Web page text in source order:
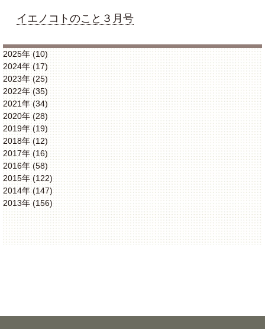
イエノコトのこと３月号
2025年 (10)
2024年 (17)
2023年 (25)
2022年 (35)
2021年 (34)
2020年 (28)
2019年 (19)
2018年 (12)
2017年 (16)
2016年 (58)
2015年 (122)
2014年 (147)
2013年 (156)